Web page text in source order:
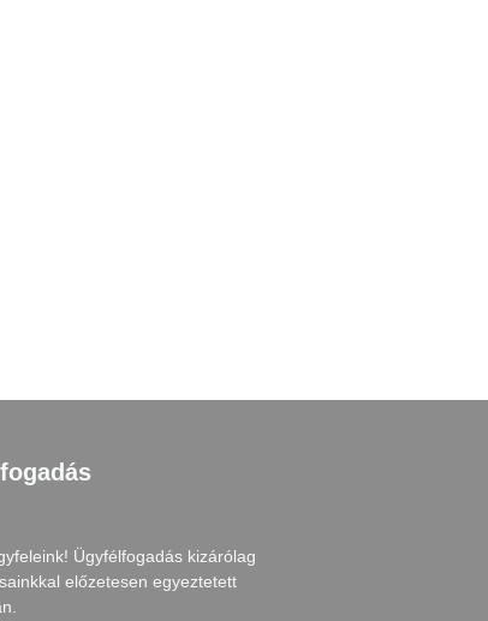
Ügyfélfogadás kizárólag
előzetesen egyeztetett